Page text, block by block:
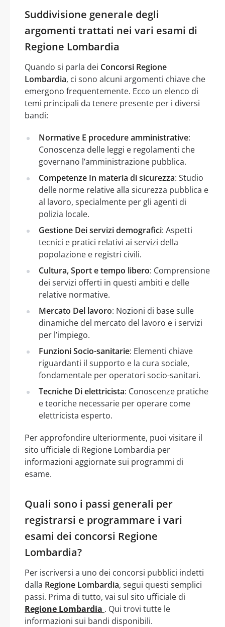
Suddivisione generale degli
argomenti trattati nei vari esami di
Regione Lombardia
Quando si parla dei Concorsi Regione
Lombardia, ci sono alcuni argomenti chiave che
emergono frequentemente. Ecco un elenco di
temi principali da tenere presente per i diversi
bandi:
Normative E procedure amministrative:
Conoscenza delle leggi e regolamenti che
governano l’amministrazione pubblica.
Competenze In materia di sicurezza: Studio
delle norme relative alla sicurezza pubblica e
al lavoro, specialmente per gli agenti di
polizia locale.
Gestione Dei servizi demografici: Aspetti
tecnici e pratici relativi ai servizi della
popolazione e registri civili.
Cultura, Sport e tempo libero: Comprensione
dei servizi offerti in questi ambiti e delle
relative normative.
Mercato Del lavoro: Nozioni di base sulle
dinamiche del mercato del lavoro e i servizi
per l’impiego.
Funzioni Socio-sanitarie: Elementi chiave
riguardanti il supporto e la cura sociale,
fondamentale per operatori socio-sanitari.
Tecniche Di elettricista: Conoscenze pratiche
e teoriche necessarie per operare come
elettricista esperto.
Per approfondire ulteriormente, puoi visitare il
sito ufficiale di Regione Lombardia per
informazioni aggiornate sui programmi di
esame.
Quali sono i passi generali per
registrarsi e programmare i vari
esami dei concorsi Regione
Lombardia?
Per iscriversi a uno dei concorsi pubblici indetti
dalla Regione Lombardia, segui questi semplici
passi. Prima di tutto, vai sul sito ufficiale di
Regione Lombardia . Qui trovi tutte le
informazioni sui bandi disponibili.